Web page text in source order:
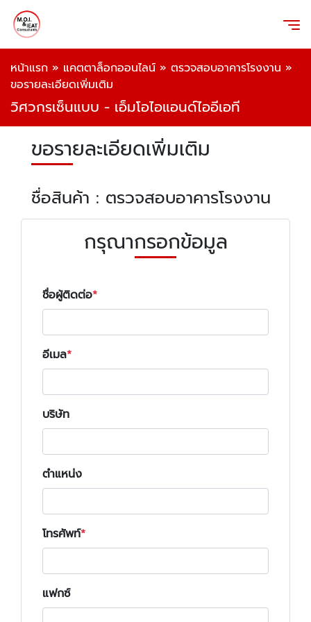
หน้าแรก » แคตตาล็อกออนไลน์ » ตรวจสอบอาคารโรงงาน »
ขอรายละเอียดเพิ่มเติม
วิศวกรเซ็นแบบ - เอ็มโอไอแอนด์ไออีเอที
ขอรายละเอียดเพิ่มเติม
ชื่อสินค้า : ตรวจสอบอาคารโรงงาน
กรุณากรอกข้อมูล
ชื่อผู้ติดต่อ
อีเมล
บริษัท
ตำแหน่ง
โทรศัพท์
แฟกซ์